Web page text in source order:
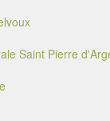
Saint Pierre